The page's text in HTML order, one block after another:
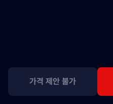
가격 제안 불가